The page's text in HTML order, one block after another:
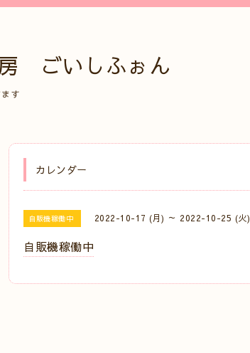
ごいしふぉん
す
カレンダー
自販機稼働中 2022-10-17 (月) ～ 2022-10-25 (火)
自販機稼働中